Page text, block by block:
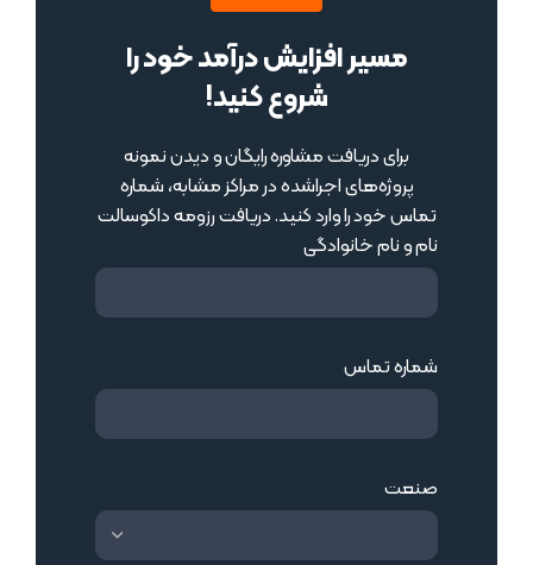
مسیر افزایش درآمد خود را
شروع کنید!
برای دریافت مشاوره رایگان و دیدن نمونه
پروژه‌های اجراشده در مراکز مشابه، شماره
تماس خود را وارد کنید. دریافت رزومه داکوسالت
نام و نام خانوادگی
شماره تماس
صنعت